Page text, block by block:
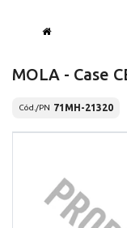
MOLA - Case
Cód./PN 71MH-21320